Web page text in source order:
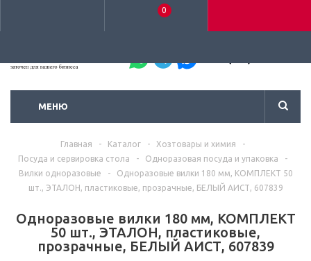
0
МЕНЮ
Главная - Каталог - Хозтовары и химия
-
Посуда и сервировка стола
- Одноразовая посуда и упаковка
-
Вилки одноразовые
-
Одноразовые вилки 180 мм, КОМПЛЕКТ 50
шт., ЭТАЛОН, пластиковые, прозрачные, БЕЛЫЙ АИСТ, 607839
Одноразовые вилки 180 мм, КОМПЛЕКТ
50 шт., ЭТАЛОН, пластиковые,
прозрачные, БЕЛЫЙ АИСТ, 607839